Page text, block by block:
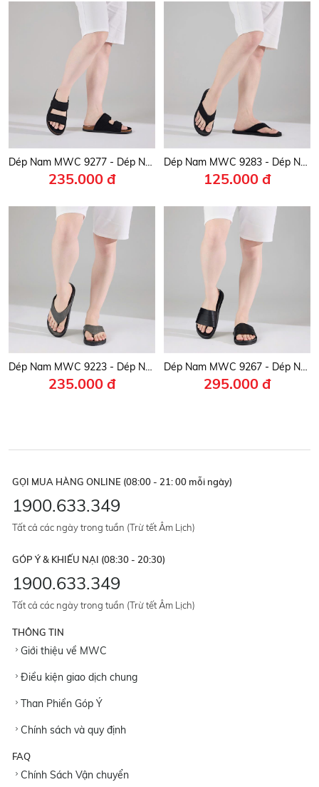
Dép Nam MWC 9277 - Dép Nam Hai Quai Ngang Dán Cài Thanh Lịch, Nam Tính, Thời Trang.
235.000 đ
Dép Nam MWC 9283 - Dép Nam Quai Kẹp Nam Tính, Êm Nhẹ, Bền Đẹp, Thời Trang.
125.000 đ
Dép Nam MWC 9223 - Dép Nam Quai Da Kẹp Cao Cấp, Nam Tính, Sang Trọng, Bền Đẹp, Thời Trang.
235.000 đ
Dép Nam MWC 9267 - Dép Nam Quai Ngang Bản Rộng Nam Tính, Êm Nhẹ, Bền Đẹp, Thời Trang.
295.000 đ
GỌI MUA HÀNG ONLINE (08:00 - 21: 00 mỗi ngày)
1900.633.349
Tất cả các ngày trong tuần (Trừ tết Âm Lịch)
GÓP Ý & KHIẾU NẠI (08:30 - 20:30)
1900.633.349
Tất cả các ngày trong tuần (Trừ tết Âm Lịch)
THÔNG TIN
Giới thiệu về MWC
Điều kiện giao dịch chung
Than Phiền Góp Ý
Chính sách và quy định
FAQ
Chính Sách Vận chuyển